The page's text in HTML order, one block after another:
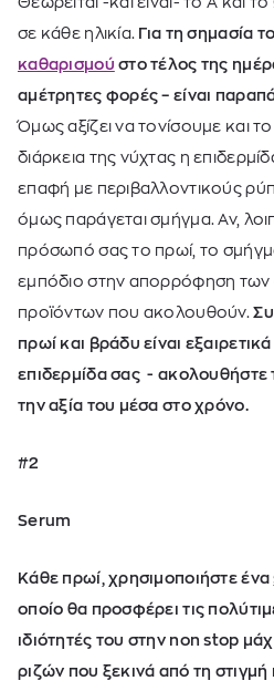
σε κάθε ηλικία. Για τη σημασία
καθαρισμού στο τέλος της
αμέτρητες φορές – είναι
Όμως αξίζει να τονίσουμε και
διάρκεια της νύχτας η
επαφή με περιβαλλοντικούς
όμως παράγεται σμήγμα. Αν,
πρόσωπό σας το πρωί, το σμήγμα
εμπόδιο στην απορρόφηση των
προϊόντων που ακολουθούν.
πρωί και βράδυ είναι
επιδερμίδα σας - ακολουθήστε
την αξία του μέσα στο χρόνο.
#2
Serum
Κάθε πρωί, χρησιμοποιήστε ένα
οποίο θα προσφέρει τις
ιδιότητές του στην non stop
ριζών που ξεκινά από τη